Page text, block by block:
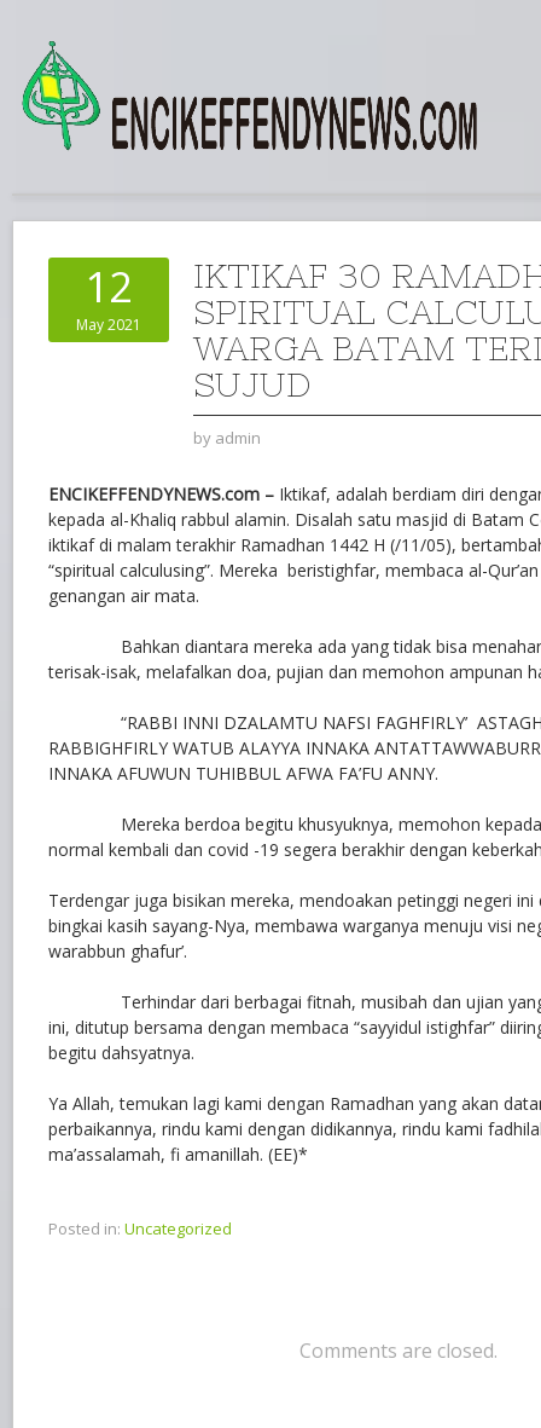
12
May 2021
IKTIKAF 30
SPIRITUAL
WARGA BATAM
SUJUD
by admin
ENCIKEFFENDYNEWS.com – Iktikaf, adalah berdiam diri
kepada al-Khaliq rabbul alamin. Disalah satu masjid di Batam
iktikaf di malam terakhir Ramadhan 1442 H (/11/05),
“spiritual calculusing”. Mereka beristighfar, membaca al-
genangan air mata.
Bahkan diantara mereka ada yang tidak bisa menahan
terisak-isak, melafalkan doa, pujian dan memohon ampunan
“RABBI INNI DZALAMTU NAFSI FAGHFIRLY’
RABBIGHFIRLY WATUB ALAYYA INNAKA
INNAKA AFUWUN TUHIBBUL AFWA FA’FU ANNY.
Mereka berdoa begitu khusyuknya, memohon kepada
normal kembali dan covid -19 segera berakhir dengan
Terdengar juga bisikan mereka, mendoakan petinggi negeri
bingkai kasih sayang-Nya, membawa warganya menuju visi
warabbun ghafur’.
Terhindar dari berbagai fitnah, musibah dan ujian yang
ini, ditutup bersama dengan membaca “sayyidul istighfar”
begitu dahsyatnya.
Ya Allah, temukan lagi kami dengan Ramadhan yang akan
perbaikannya, rindu kami dengan didikannya, rindu kami
ma’assalamah, fi amanillah. (EE)*
Posted in: Uncategorized
Comments are closed.